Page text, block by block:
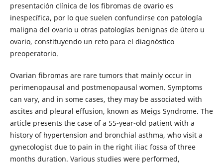
presentación clínica de los fibromas de ovario es
inespecífica, por lo que suelen confundirse con patología
maligna del ovario u otras patologías benignas de útero u
ovario, constituyendo un reto para el diagnóstico
preoperatorio.
Ovarian fibromas are rare tumors that mainly occur in
perimenopausal and postmenopausal women. Symptoms
can vary, and in some cases, they may be associated with
ascites and pleural effusion, known as Meigs Syndrome. The
article presents the case of a 55-year-old patient with a
history of hypertension and bronchial asthma, who visit a
gynecologist due to pain in the right iliac fossa of three
months duration. Various studies were performed,